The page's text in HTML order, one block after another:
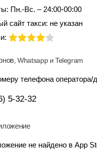
Пн.-Вс. – 24:00-00:00
сайт такси: не указан
, Whatsapp и Telegram
телефона оператора/
5-32-32
не найдено в App